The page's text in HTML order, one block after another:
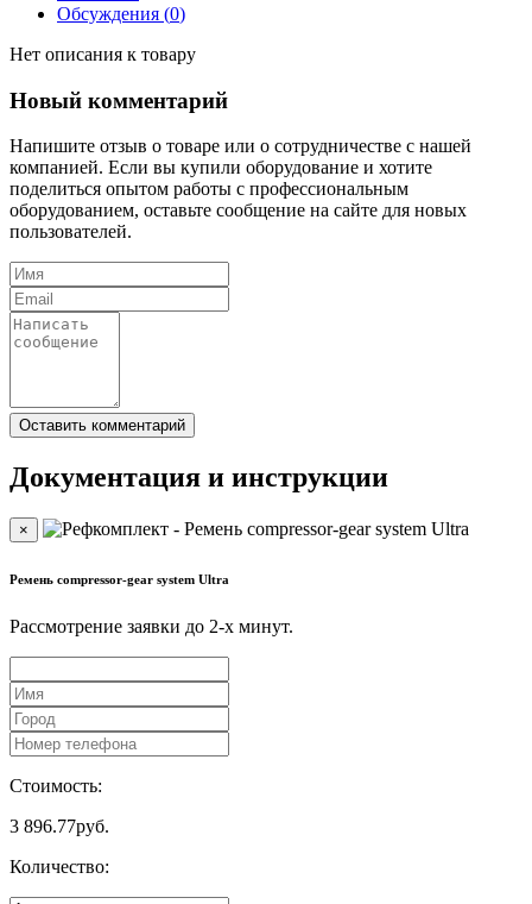
Обсуждения (0)
Нет описания к товару
Новый комментарий
Напишите отзыв о товаре или о сотрудничестве с нашей
компанией. Если вы купили оборудование и хотите
поделиться опытом работы с профессиональным
оборудованием, оставьте сообщение на сайте для новых
пользователей.
Документация и инструкции
×
Ремень compressor-gear system Ultra
Рассмотрение заявки до 2-x минут.
Стоимость:
3 896.77руб.
Количество: